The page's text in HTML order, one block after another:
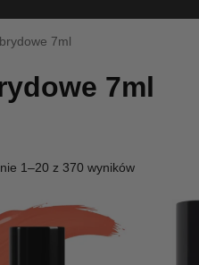
7ml
7ml
1–20 z 370 wyników